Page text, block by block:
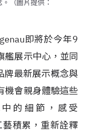
（圖片提供：
即將於今年9
艦展示中心，並同
牌最新展示概念與
機會親身體驗這些
的細節，感受
積累，重新詮釋